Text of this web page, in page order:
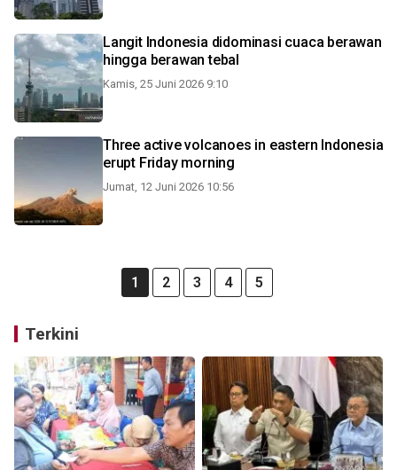
Langit Indonesia didominasi cuaca berawan
hingga berawan tebal
Kamis, 25 Juni 2026 9:10
Three active volcanoes in eastern Indonesia
erupt Friday morning
Jumat, 12 Juni 2026 10:56
1 2 3 4 5
Terkini